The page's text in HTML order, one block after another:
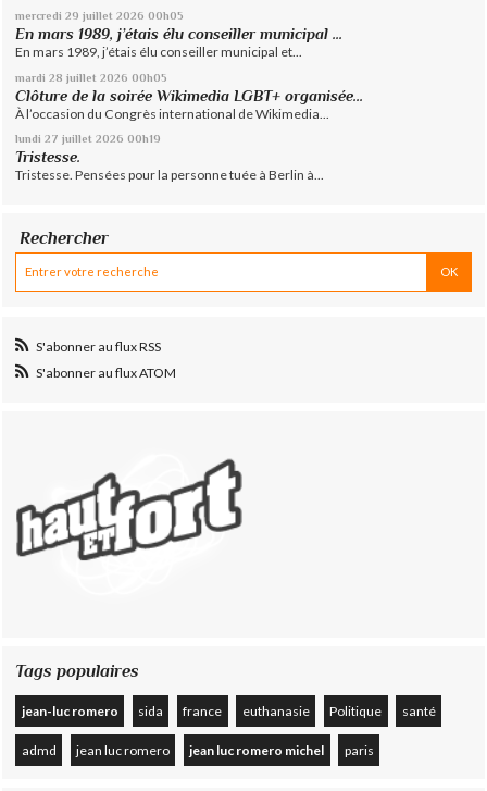
mercredi 29 juillet 2026 00h05
En mars 1989, j’étais élu conseiller municipal ...
En mars 1989, j’étais élu conseiller municipal et...
mardi 28 juillet 2026 00h05
Clôture de la soirée Wikimedia LGBT+ organisée...
À l’occasion du Congrès international de Wikimedia...
lundi 27 juillet 2026 00h19
Tristesse.
Tristesse. Pensées pour la personne tuée à Berlin à...
Rechercher
S'abonner au flux RSS
S'abonner au flux ATOM
Tags populaires
jean-luc romero sida france euthanasie Politique santé
admd jean luc romero jean luc romero michel paris